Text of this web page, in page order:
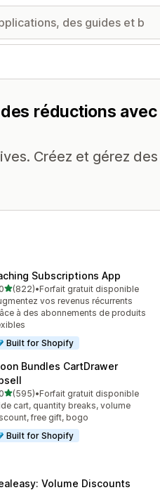
réductions
Créez et gérez
Subscriptions App
étoile(s) sur 5
(822)
avis au total
•Forfait gratuit disponible
vos revenus récurrents
à des abonnements de produits
Built for Shopify
Bundles CartDrawer
étoile(s) sur 5
(595)
avis au total
•Forfait gratuit disponible
cart, quantity breaks, volume
free gift, bogo
Built for Shopify
Volume Discounts